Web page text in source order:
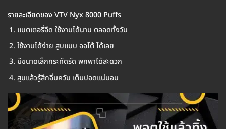
รายละเอียดของ VTV Nyx 8000 Puffs
แบตเตอรี่อึด ใช้งานได้นาน ตลอดทั้งวัน
ใช้งานได้ง่าย สูบแบบ ออโต้ ได้เลย
มีขนาดเล็กกระทัดรัด พกพาได้สะดวก
สูบแล้วรู้สึกอิ่มควัน เต็มปอดแน่นอน